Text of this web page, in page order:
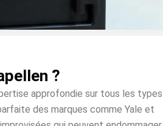
?
approfondie sur tous les types
des marques comme Yale et